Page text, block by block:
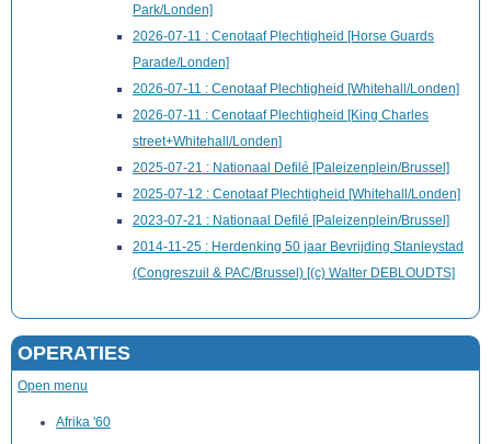
Park/Londen]
2026-07-11 : Cenotaaf Plechtigheid [Horse Guards
Parade/Londen]
2026-07-11 : Cenotaaf Plechtigheid [Whitehall/Londen]
2026-07-11 : Cenotaaf Plechtigheid [King Charles
street+Whitehall/Londen]
2025-07-21 : Nationaal Defilé [Paleizenplein/Brussel]
2025-07-12 : Cenotaaf Plechtigheid [Whitehall/Londen]
2023-07-21 : Nationaal Defilé [Paleizenplein/Brussel]
2014-11-25 : Herdenking 50 jaar Bevrijding Stanleystad
(Congreszuil & PAC/Brussel) [(c) Walter DEBLOUDTS]
OPERATIES
Open menu
Afrika '60